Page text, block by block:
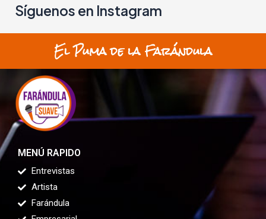
Síguenos en Instagram
El Puma de la Farándula
MENÚ RAPIDO
Entrevistas
Artista
Farándula